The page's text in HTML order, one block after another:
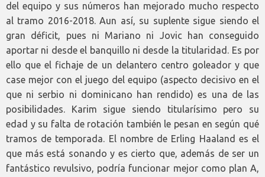
del equipo y sus números han mejorado mucho respecto
al tramo 2016-2018. Aun así, su suplente sigue siendo el
gran déficit, pues ni Mariano ni Jovic han conseguido
aportar ni desde el banquillo ni desde la titularidad. Es por
ello que el fichaje de un delantero centro goleador y que
case mejor con el juego del equipo (aspecto decisivo en el
que ni serbio ni dominicano han rendido) es una de las
posibilidades. Karim sigue siendo titularísimo pero su
edad y su falta de rotación también le pesan en según qué
tramos de temporada. El nombre de Erling Haaland es el
que más está sonando y es cierto que, además de ser un
fantástico revulsivo, podría funcionar mejor como plan A,